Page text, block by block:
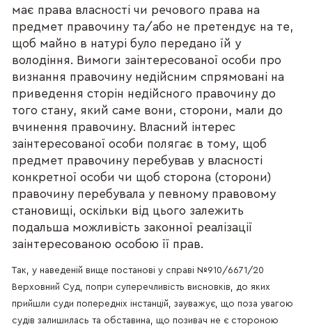
має права власності чи речового права на
предмет правочину та/або не претендує на те,
щоб майно в натурі було передано їй у
володіння. Вимоги заінтересованої особи про
визнання правочину недійсним спрямовані на
приведення сторін недійсного правочину до
того стану, який саме вони, сторони, мали до
вчинення правочину. Власний інтерес
заінтересованої особи полягає в тому, щоб
предмет правочину перебував у власності
конкретної особи чи щоб сторона (сторони)
правочину перебувала у певному правовому
становищі, оскільки від цього залежить
подальша можливість законної реалізації
заінтересованою особою її прав.
Так, у наведеній вище постанові у справі №910/6671/20
Верховний Суд, попри суперечливість висновків, до яких
прийшли суди попередніх інстанцій, зауважує, що поза увагою
судів залишилась та обставина, що позивач не є стороною